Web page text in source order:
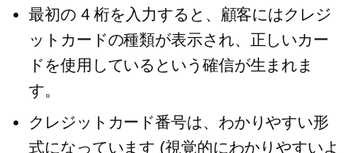
最初の 4 桁を入力すると、顧客にはクレジ
ットカードの種類が表示され、正しいカー
ドを使用しているという確信が生まれま
す。
クレジットカード番号は、わかりやすい形
式になっています (視覚的にわかりやすいよ